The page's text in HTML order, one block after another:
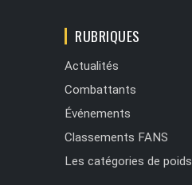
RUBRIQUES
Actualités
Combattants
Événements
Classements FANS
Les catégories de poids